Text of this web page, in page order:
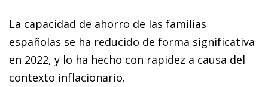
La capacidad de ahorro de las familias
españolas se ha reducido de forma significativa
en 2022, y lo ha hecho con rapidez a causa del
contexto inflacionario.